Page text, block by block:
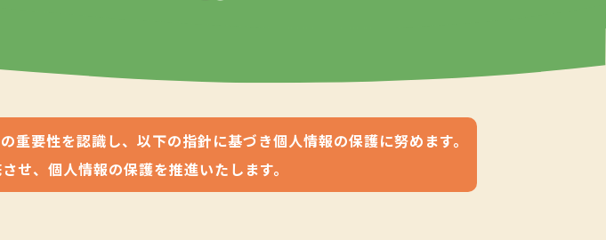
要性を認識し、以下の指針に基づき個人情報の保護に努めます。
せ、個人情報の保護を推進いたします。